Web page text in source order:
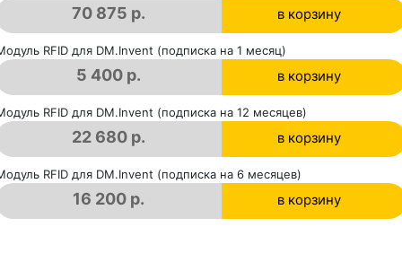
70 875 р. в корзину
в корзине
RFID для DM.Invent (подписка на 1 месяц)
5 400 р. в корзину
в корзине
RFID для DM.Invent (подписка на 12 месяцев)
22 680 р. в корзину
в корзине
RFID для DM.Invent (подписка на 6 месяцев)
16 200 р. в корзину